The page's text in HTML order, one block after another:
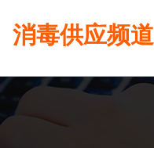
容
消毒供应频道